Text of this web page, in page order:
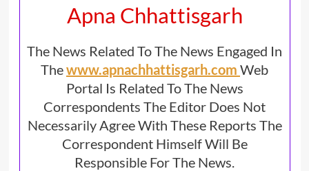
Apna Chhattisgarh
The News Related To The News Engaged In
Thewww.apnachhattisgarh.com Web
Portal Is Related To The News
Correspondents The Editor Does Not
Necessarily Agree With These Reports The
Correspondent Himself Will Be
Responsible For The News.